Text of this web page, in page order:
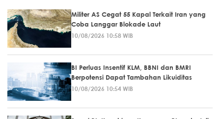
Militer AS Cegat 55 Kapal Terkait Iran yang
Coba Langgar Blokade Laut
10/08/2026 10:58 WIB
BI Perluas Insentif KLM, BBNI dan BMRI
Berpotensi Dapat Tambahan Likuiditas
10/08/2026 10:54 WIB